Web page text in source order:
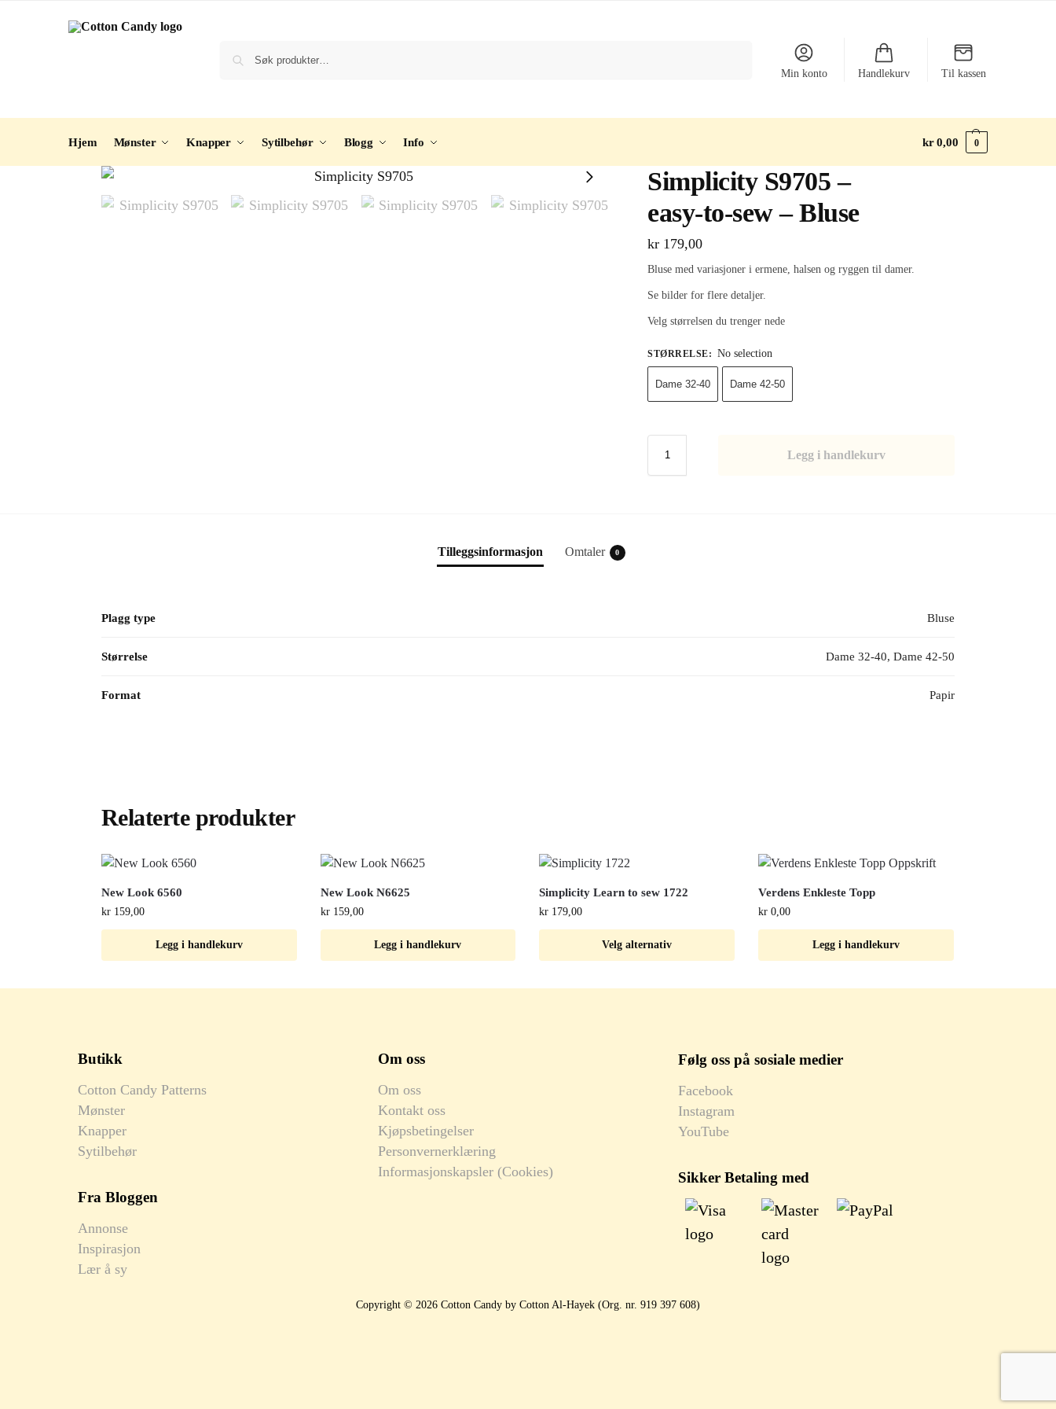
Min konto Handlekurv Til kassen
Hjem Mønster Knapper Sytilbehør Blogg Info kr0,00 0
Simplicity S9705 –
easy-to-sew – Bluse
kr 179,00
Bluse med variasjoner i ermene, halsen og ryggen til damer.
Se bilder for flere detaljer.
Velg størrelsen du trenger nede
STØRRELSE: No selection
Dame 32-40 Dame 42-50
Legg i handlekurv
Tilleggsinformasjon Omtaler 0
Plagg type Bluse
Størrelse Dame 32-40, Dame 42-50
Format Papir
Relaterte produkter
New Look 6560
kr159,00
Legg i handlekurv
New Look N6625
kr159,00
Legg i handlekurv
Simplicity Learn to sew 1722
kr 179,00
Velg alternativ
Verdens Enkleste Topp
kr 0,00
Legg i handlekurv
Butikk
Cotton Candy Patterns
Mønster
Knapper
Sytilbehør
Fra Bloggen
Annonse
Inspirasjon
Lær å sy
Om oss
Om oss
Kontakt oss
Kjøpsbetingelser
Personvernerklæring
Informasjonskapsler (Cookies)
Følg oss på sosiale medier
Facebook
Instagram
YouTube
Sikker Betaling med
Copyright © 2026 Cotton Candy by Cotton Al-Hayek (Org. nr. 919 397 608)